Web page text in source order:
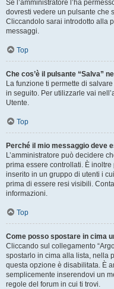
Se l’amministratore l’ha
dovresti vedere un pulsante che
Cliccandolo sarai introdotto alla
messaggi.
Top
Che cos’è il pulsante “Salva”
La funzione ti permette di
in seguito. Per utilizzarle vai
Utente.
Top
Perché il mio messaggio deve
L’amministratore può decidere
prima essere controllati. È
inserito in un gruppo di utenti i
prima di essere resi visibili.
informazioni.
Top
Come posso spostare in cima
Cliccando sul collegamento
spostarlo in cima alla lista, nella
questa opzione è disabilitata. È
semplicemente inserendovi un
regole del forum in cui ti trovi.